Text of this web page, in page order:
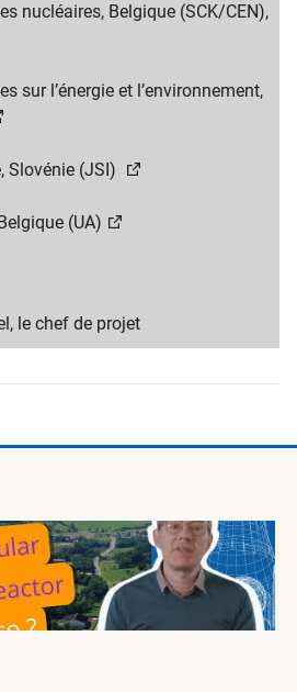
nucléaires, Belgique (SCK/CEN),
sur l’énergie et l’environnement,
Slovénie (JSI)
(UA)
le chef de projet